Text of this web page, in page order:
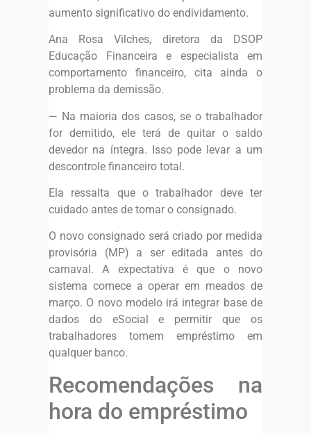
aumento significativo do endividamento.
Ana Rosa Vilches, diretora da DSOP
Educação Financeira e especialista em
comportamento financeiro, cita ainda o
problema da demissão.
— Na maioria dos casos, se o trabalhador
for demitido, ele terá de quitar o saldo
devedor na íntegra. Isso pode levar a um
descontrole financeiro total.
Ela ressalta que o trabalhador deve ter
cuidado antes de tomar o consignado.
O novo consignado será criado por medida
provisória (MP) a ser editada antes do
carnaval. A expectativa é que o novo
sistema comece a operar em meados de
março. O novo modelo irá integrar base de
dados do eSocial e permitir que os
trabalhadores tomem empréstimo em
qualquer banco.
Recomendações na
hora do empréstimo